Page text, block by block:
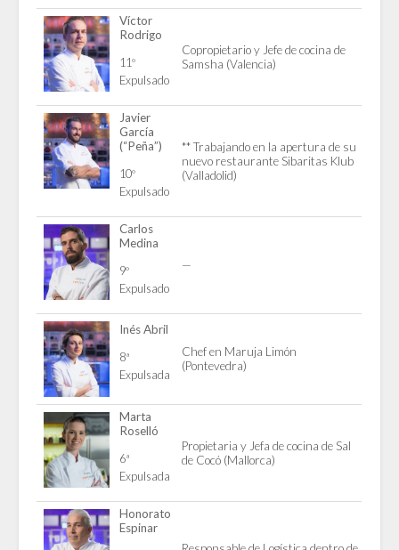
Víctor
Rodrigo
11º
Expulsado
Copropietario y Jefe de cocina de
Samsha (Valencia)
Javier
García
(“Peña”)
10º
Expulsado
** Trabajando en la apertura de su
nuevo restaurante Sibaritas Klub
(Valladolid)
Carlos
Medina
9º
Expulsado
—
Inés Abril
8ª
Expulsada
Chef en Maruja Limón
(Pontevedra)
Marta
Roselló
6ª
Expulsada
Propietaria y Jefa de cocina de Sal
de Cocó (Mallorca)
Honorato
Espinar